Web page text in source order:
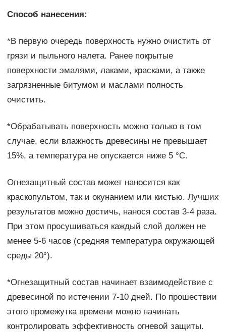
Способ нанесения:
*В первую очередь поверхность нужно очистить от
грязи и пыльного налета. Ранее покрытые
поверхности эмалями, лаками, красками, а также
загрязненные битумом и маслами полность
очистить.
*Обрабатывать поверхность можно только в том
случае, если влажность древесины не превышает
15%, а температура не опускается ниже 5 °С.
Огнезащитный состав может наносится как
краскопультом, так и окунанием или кистью. Лучших
результатов можно достичь, нанося состав 3-4 раза.
При этом просушиваться каждый слой должен не
менее 5-6 часов (средняя температура окружающей
среды 20°).
*Огнезащитный состав начинает взаимодействие с
древесиной по истечении 7-10 дней. По прошествии
этого промежутка времени можно начинать
контролировать эффективность огневой защиты.